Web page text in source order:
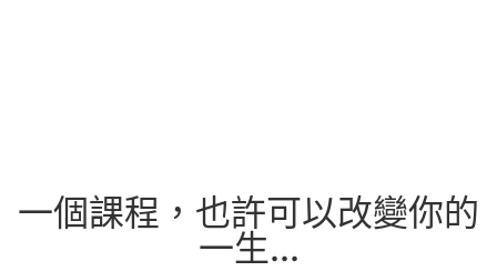
一個課程，也許可以改變你的
一生...